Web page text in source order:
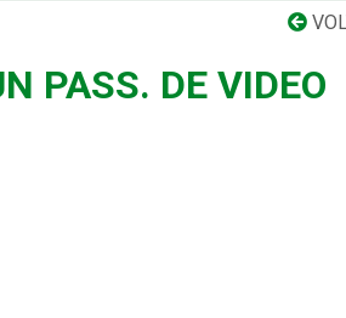
PASS. DE VIDEO